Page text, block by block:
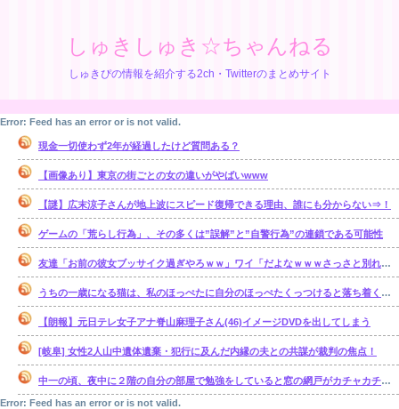
しゅきしゅき☆ちゃんねる
しゅきぴの情報を紹介する2ch・Twitterのまとめサイト
Error: Feed has an error or is not valid.
現金一切使わず2年が経過したけど質問ある？
【画像あり】東京の街ごとの女の違いがやばいwww
【謎】広末涼子さんが地上波にスピード復帰できる理由、誰にも分からない⇒！
ゲームの「荒らし行為」、その多くは”誤解”と”自警行為”の連鎖である可能性
友達「お前の彼女ブッサイク過ぎやろｗｗ」ワイ「だよなｗｗｗさっさと別れたいわｗｗｗ」
うちの一歳になる猫は、私のほっぺたに自分のほっぺたくっつけると落ち着くのか・・・【再】
【朗報】元日テレ女子アナ脊山麻理子さん(46)イメージDVDを出してしまう
[岐阜] 女性2人山中遺体遺棄・犯行に及んだ内縁の夫との共謀が裁判の焦点！
中一の頃、夜中に２階の自分の部屋で勉強をしていると窓の網戸がカチャカチャ鳴り出した。【再】
Error: Feed has an error or is not valid.